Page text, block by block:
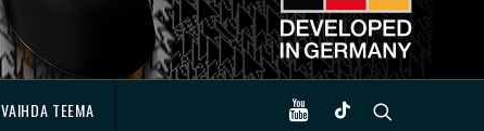
VAIHDA TEEMA